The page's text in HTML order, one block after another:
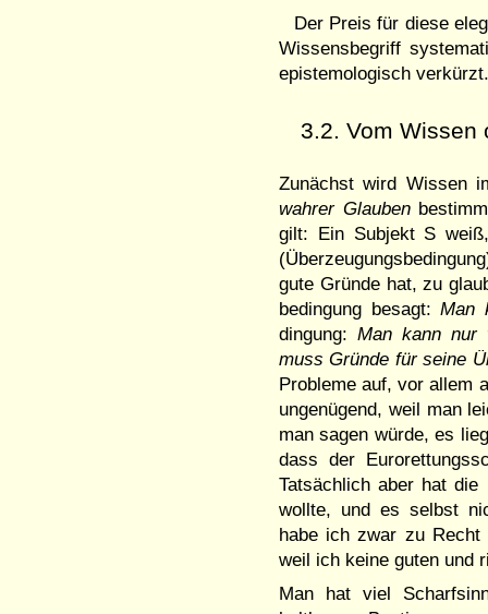
Der Preis für diese
Wis­­sensbe­griff
epi­ste­mo­­­logisch
3.2. Vom
Zunächst wird Wissen
wah­rer Glauben
gilt: Ein Subjekt S
gute Gründe hat, zu
bedin­gung be­sagt:Man
dingung: Man kann nur
muss Gründe für seine
Probleme auf, vor allem
ungenü­gend, weil man
man sagen würde, es
dass der
Tatsächlich aber hat
wollte, und es selbst
habe ich zwar zu
weil ich keine guten
Man hat viel